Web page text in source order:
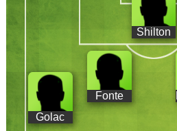
Shilton
Golac
Fonte